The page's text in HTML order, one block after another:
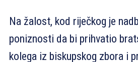
Na žalost, kod riječkog je
poniznosti da bi prihvatio
kolega iz biskupskog zbora i